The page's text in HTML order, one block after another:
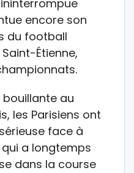
encore son
du football
Étienne,
au
les Parisiens ont
face à
a longtemps
dans la course